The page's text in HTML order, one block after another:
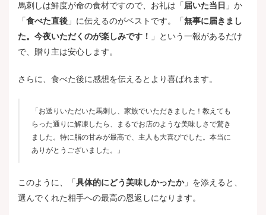
馬刺しは鮮度が命の食材ですので、お礼は「届いた当日 」か
「食べた直後 」に伝えるのがベストです。「無事に届きまし
た。今夜いただくのが楽しみです！
」という一報があるだけ
で、贈り主は安心します。
さらに、食べた後に感想を伝えるとより喜ばれます。
「お送りいただいた馬刺し、家族でいただきました！教えても
らった通りに解凍したら、まるでお店のような美味しさで驚き
ました。特に脂の甘みが最高で、主人も大喜びでした。本当に
ありがとうございました。」
このように、「具体的にどう美味しかったか」を添えると、
選んでくれた相手への最高の恩返しになります。